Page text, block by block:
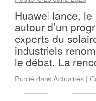
Huawei lance,
autour d’un
experts du
industriels
le débat. La
Publié dansActualités |